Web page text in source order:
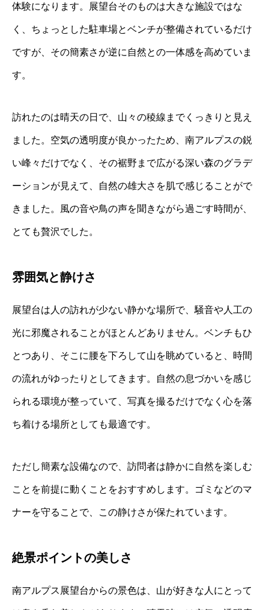
体験になります。展望台そのものは大きな施設ではな
く、ちょっとした駐車場とベンチが整備されているだけ
ですが、その簡素さが逆に自然との一体感を高めていま
す。
訪れたのは晴天の日で、山々の稜線までくっきりと見え
ました。空気の透明度が良かったため、南アルプスの鋭
い峰々だけでなく、その裾野まで広がる深い森のグラデ
ーションが見えて、自然の雄大さを肌で感じることがで
きました。風の音や鳥の声を聞きながら過ごす時間が、
とても贅沢でした。
雰囲気と静けさ
展望台は人の訪れが少ない静かな場所で、騒音や人工の
光に邪魔されることがほとんどありません。ベンチもひ
とつあり、そこに腰を下ろして山を眺めていると、時間
の流れがゆったりとしてきます。自然の息づかいを感じ
られる環境が整っていて、写真を撮るだけでなく心を落
ち着ける場所としても最適です。
ただし簡素な設備なので、訪問者は静かに自然を楽しむ
ことを前提に動くことをおすすめします。ゴミなどのマ
ナーを守ることで、この静けさが保たれています。
絶景ポイントの美しさ
南アルプス展望台からの景色は、山が好きな人にとって